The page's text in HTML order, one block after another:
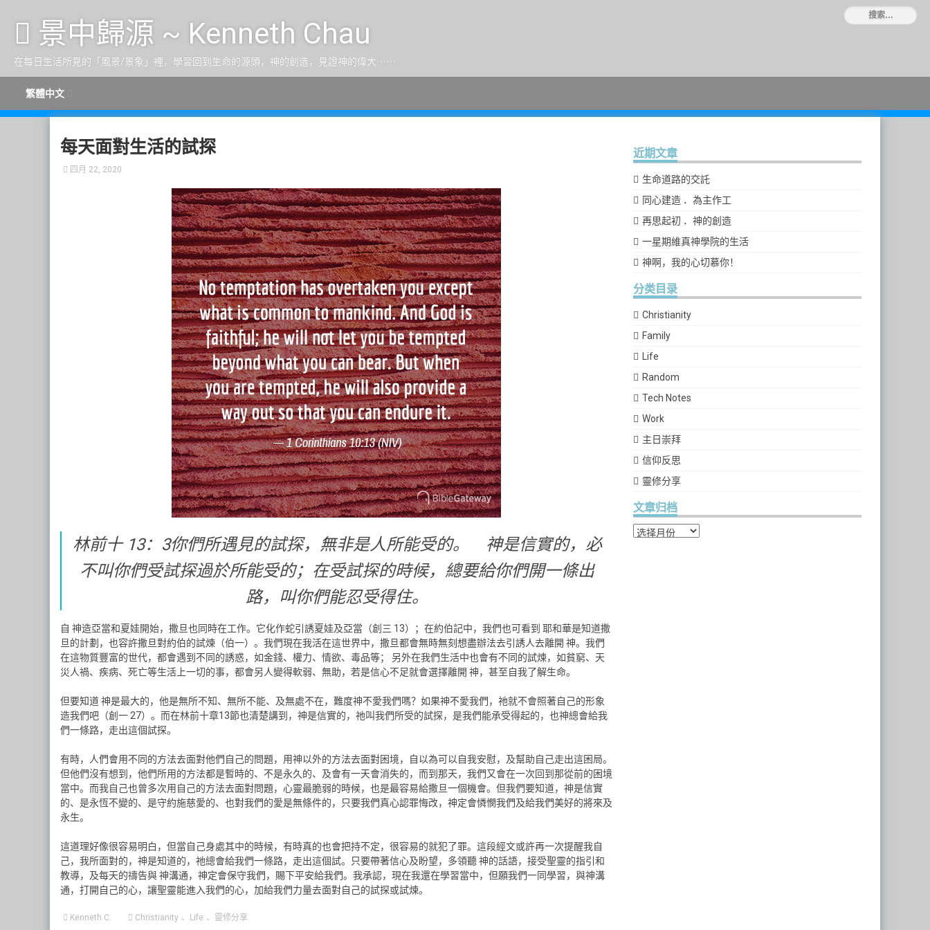
景中歸源 ~ Kenneth Chau
在每日生活所見的「風景/景象」裡，學習回到生命的源頭，神的創造，見證神的偉大⋯⋯
繁體中文
每天面對生活的試探
四月 22, 2020
林前十 13：3你們所遇見的試探，無非是人所能受的。 神是信實的，必
不叫你們受試探過於所能受的；在受試探的時候，總要給你們開一條出
路，叫你們能忍受得住。
自 神造亞當和夏娃開始，撒旦也同時在工作。它化作蛇引誘夏娃及亞當（創三 13）；在約伯記中，我們也可看到 耶和華是知道撒
旦的計劃，也容許撒旦對約伯的試煉（伯一）。我們現在我活在這世界中，撒旦都會無時無刻想盡辦法去引誘人去離開 神。我們
在這物質豐富的世代，都會遇到不同的誘惑，如金錢、權力、情欲、毒品等； 另外在我們生活中也會有不同的試煉，如貧窮、天
災人禍、疾病、死亡等生活上一切的事，都會另人變得軟弱、無助，若是信心不足就會選擇離開 神，甚至自我了解生命。
但要知道 神是最大的，他是無所不知、無所不能、及無處不在，難度神不愛我們嗎？如果神不愛我們，祂就不會照著自己的形象
造我們吧（創一 27）。而在林前十章13節也清楚講到，神是信實的，祂叫我們所受的試探，是我們能承受得起的，也神總會給我
們一條路，走出這個試探。
有時，人們會用不同的方法去面對他們自己的問題，用神以外的方法去面對困境，自以為可以自我安慰，及幫助自己走出這困局。
但他們沒有想到，他們所用的方法都是暫時的、不是永久的、及會有一天會消失的，而到那天，我們又會在一次回到那從前的困境
當中。而我自己也曾多次用自己的方法去面對問題，心靈最脆弱的時候，也是最容易給撒旦一個機會。但我們要知道，神是信實
的、是永恆不變的、是守約施慈愛的、也對我們的愛是無條件的，只要我們真心認罪悔改，神定會憐憫我們及給我們美好的將來及
永生。
這道理好像很容易明白，但當自己身處其中的時候，有時真的也會把持不定，很容易的就犯了罪。這段經文或許再一次提醒我自
己，我所面對的，神是知道的，祂總會給我們一條路，走出這個試。只要帶著信心及盼望，多領聽 神的話語，接受聖靈的指引和
教導，及每天的禱告與 神溝通，神定會保守我們，賜下平安給我們。我承認，現在我還在學習當中，但願我們一同學習，與神溝
通，打開自己的心，讓聖靈能進入我們的心，加給我們力量去面對自己的試探或試煉。
Kenneth C. Christianity 、 Life 、 靈修分享
近期文章
生命道路的交託
同心建造 ．為主作工
再思起初 ．神的創造
一星期維真神學院的生活
神啊，我的心切慕你！
分类目录
Christianity
Family
Life
Random
Tech Notes
Work
主日崇拜
信仰反思
靈修分享
文章归档
文章归档